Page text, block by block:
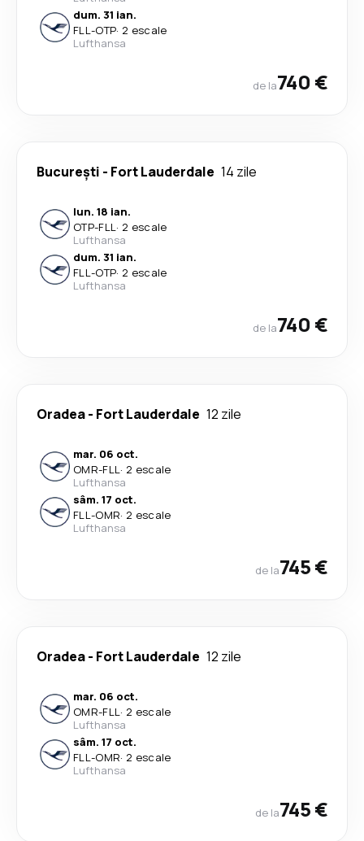
dum. 31 ian.
FLL-OTP· 2 escale
Lufthansa
de la740 €
București - Fort Lauderdale 14 zile
lun. 18 ian.
OTP-FLL· 2 escale
Lufthansa
dum. 31 ian.
FLL-OTP· 2 escale
Lufthansa
de la740 €
Oradea- Fort Lauderdale 12 zile
mar. 06 oct.
OMR-FLL· 2 escale
Lufthansa
sâm. 17 oct.
FLL-OMR· 2 escale
Lufthansa
de la745 €
Oradea- Fort Lauderdale 12 zile
mar. 06 oct.
OMR-FLL· 2 escale
Lufthansa
sâm. 17 oct.
FLL-OMR· 2 escale
Lufthansa
de la745 €